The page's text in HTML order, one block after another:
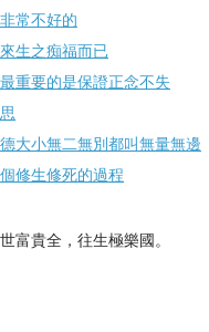
常不好的
生之痴福而已
重要的是保證正念不失
大小無二無別都叫無量無邊
修生修死的過程
富貴全，往生極樂國。